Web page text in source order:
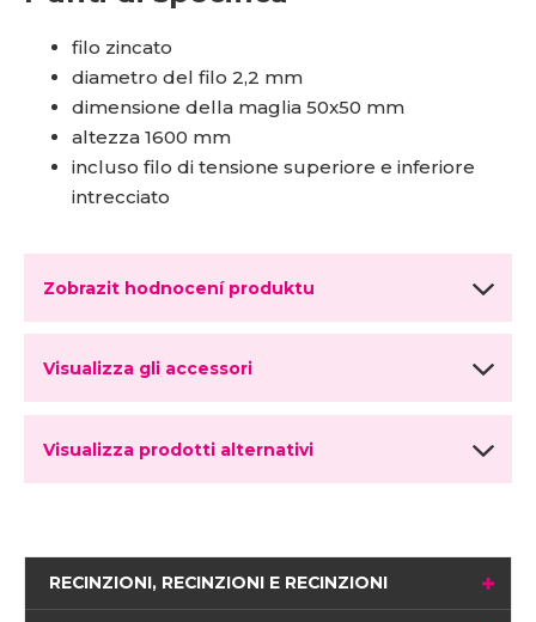
filo zincato
diametro del filo 2,2 mm
dimensione della maglia 50x50 mm
altezza 1600 mm
incluso filo di tensione superiore e inferiore
intrecciato
Zobrazit hodnocení produktu
Visualizza gli accessori
Visualizza prodotti alternativi
RECINZIONI, RECINZIONI E RECINZIONI